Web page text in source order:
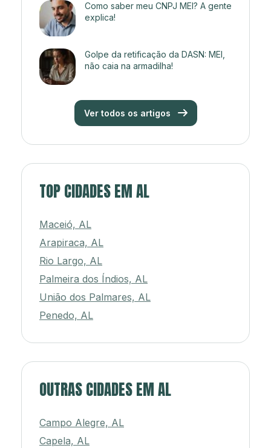
Como saber meu CNPJ MEI? A gente
explica!
Golpe da retificação da DASN: MEI,
não caia na armadilha!
Ver todos os artigos
TOP CIDADES EM AL
Maceió, AL
Arapiraca, AL
Rio Largo, AL
Palmeira dos Índios, AL
União dos Palmares, AL
Penedo, AL
OUTRAS CIDADES EM AL
Campo Alegre, AL
Capela, AL